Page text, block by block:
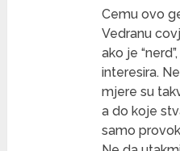
Cemu ovo
Vedranu
ako je
interesira.
mjere su
a do koje
samo